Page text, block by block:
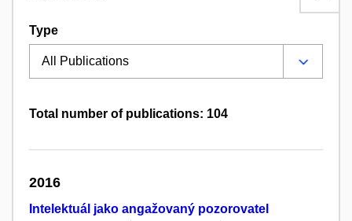
Type
Total number of publications: 104
2016
Intelektuál jako angažovaný pozorovatel